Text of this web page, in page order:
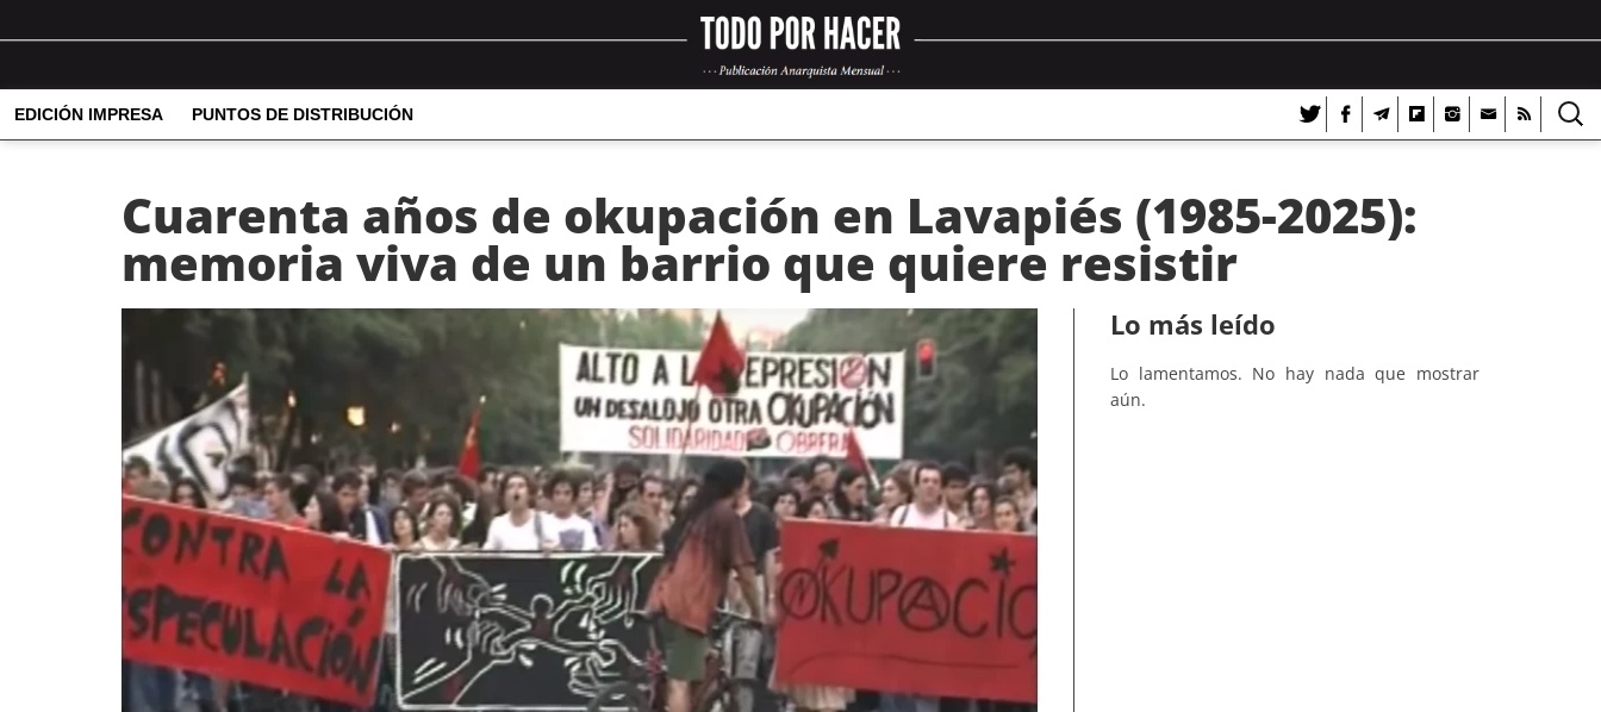
EDICIÓN IMPRESA PUNTOS DE DISTRIBUCIÓN
Cuarenta años de okupación en Lavapiés (1985-2025):
memoria viva de un barrio que quiere resistir
Lo más leído
Lo lamentamos. No hay nada que mostrar
aún.